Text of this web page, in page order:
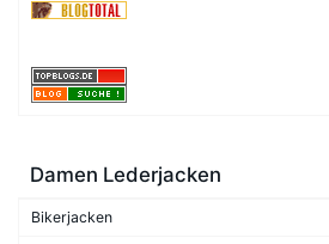
Damen Lederjacken
Bikerjacken